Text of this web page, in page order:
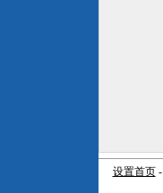
设置首页-